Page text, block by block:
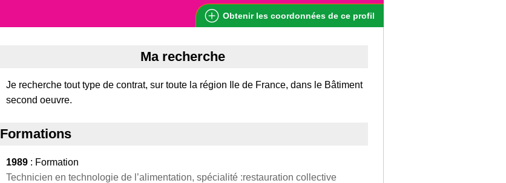
Obtenir les coordonnées de ce profil
Ma recherche
Je recherche tout type de contrat, sur toute la région Ile de France, dans le Bâtiment
second oeuvre.
Formations
1989 : Formation
Technicien en technologie de l’alimentation, spécialité :restauration collective